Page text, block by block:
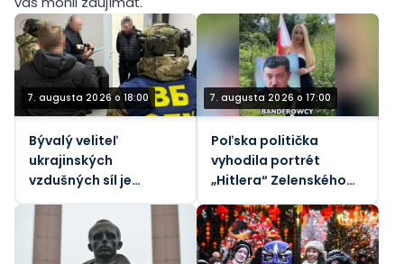
7. augusta 2026 o 18:00
Bývalý veliteľ
ukrajinských
vzdušných síl je
vyšetrovania korupcie
7. augusta 2026 o 17:00
Poľska politička
vyhodila portrét
„Hitlera“ Zelenského